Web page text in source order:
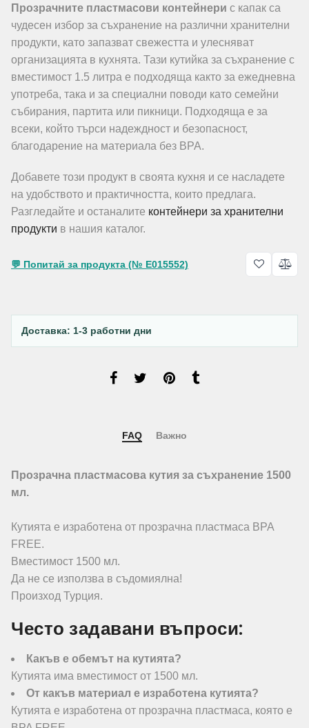
Прозрачните пластмасови контейнери с капак са
чудесен избор за съхранение на различни хранителни
продукти, като запазват свежестта и улесняват
организацията в кухнята. Тази кутийка за съхранение с
вместимост 1.5 литра е подходяща както за ежедневна
употреба, така и за специални поводи като семейни
събирания, партита или пикници. Подходяща е за
всеки, който търси надеждност и безопасност,
благодарение на материала без BPA.
Добавете този продукт в своята кухня и се насладете
на удобството и практичността, които предлага.
Разгледайте и останалите контейнери за хранителни
продукти в нашия каталог.
💬 Попитай за продукта (№ E015552)
Доставка: 1-3 работни дни
FAQ Важно
Прозрачна пластмасова кутия за съхранение 1500
мл.
Кутията е изработена от прозрачна пластмаса BPA
FREE.
Вместимост 1500 мл.
Да не се използва в съдомиялна!
Произход Турция.
Често задавани въпроси:
Какъв е обемът на кутията?
Кутията има вместимост от 1500 мл.
От какъв материал е изработена кутията?
Кутията е изработена от прозрачна пластмаса, която е